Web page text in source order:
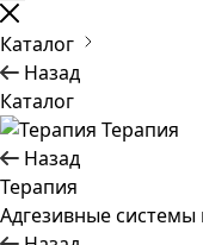
Каталог
Назад
Каталог
Терапия
Назад
Терапия
Адгезивные